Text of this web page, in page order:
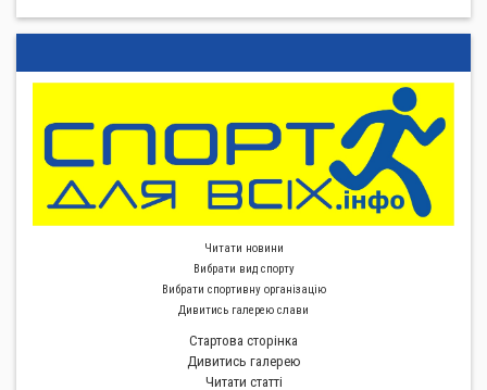
Читати новини
Вибрати вид спорту
Вибрати спортивну органiзацiю
Дивитись галерею слави
Стартова сторiнка
Дивитись галерею
Читати статті